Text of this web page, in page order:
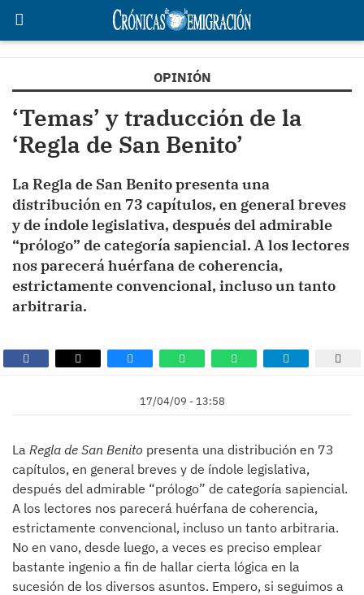
OPINIÓN
‘Temas’ y traducción de la
‘Regla de San Benito’
La Regla de San Benito presenta una
distribución en 73 capítulos, en general breves
y de índole legislativa, después del admirable
“prólogo” de categoría sapiencial. A los lectores
nos parecerá huérfana de coherencia,
estrictamente convencional, incluso un tanto
arbitraria.
17/04/09 - 13:58
La Regla de San Benito presenta una distribución en 73
capítulos, en general breves y de índole legislativa,
después del admirable “prólogo” de categoría sapiencial.
A los lectores nos parecerá huérfana de coherencia,
estrictamente convencional, incluso un tanto arbitraria.
No en vano, desde luego, a veces es preciso emplear
bastante ingenio a fin de hallar cierta lógica en la
sucesión de los diversos asuntos. Empero, si seguimos a